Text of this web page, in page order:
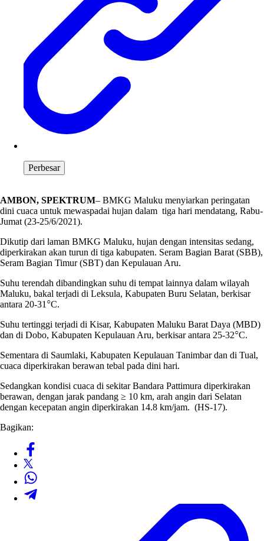
Perbesar
AMBON, SPEKTRUM– BMKG Maluku menyiarkan peringatan
dini cuaca untuk mewaspadai hujan dalam tiga hari mendatang, Rabu-
Jumat (23-25/6/2021).
Dikutip dari laman BMKG Maluku, hujan dengan intensitas sedang,
diperkirakan akan turun di tiga kabupaten. Seram Bagian Barat (SBB),
Seram Bagian Timur (SBT) dan Kepulauan Aru.
Suhu terendah dibandingkan suhu di tempat lainnya dalam wilayah
Maluku, bakal terjadi di Leksula, Kabupaten Buru Selatan, berkisar
antara 20-31 ○C.
Suhu tertinggi terjadi di Kisar, Kabupaten Maluku Barat Daya (MBD)
dan di Dobo, Kabupaten Kepulauan Aru, berkisar antara 25-32○C.
Sementara di Saumlaki, Kabupaten Kepulauan Tanimbar dan di Tual,
cuaca diperkirakan berawan tebal pada dini hari.
Sedangkan kondisi cuaca di sekitar Bandara Pattimura diperkirakan
berawan, dengan jarak pandang ≥ 10 km, arah angin dari Selatan
dengan kecepatan angin diperkirakan 14.8 km/jam. (HS-17).
Bagikan: